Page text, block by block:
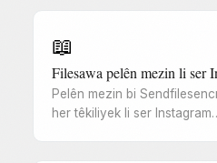
📖
Filesawa pelên mezin li ser
Pelên mezin bi
her têkiliyek li ser